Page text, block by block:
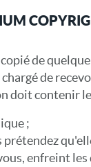
de
de
doit contenir
;
enfreint